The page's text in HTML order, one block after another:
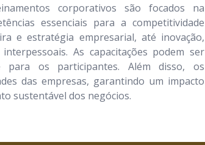
corporativos são focados na
essenciais para a competitividade
e estratégia empresarial, até inovação,
As capacitações podem ser
para os participantes. Além disso, os
das empresas, garantindo um impacto
sustentável dos negócios.